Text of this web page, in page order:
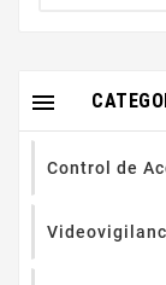

Control de